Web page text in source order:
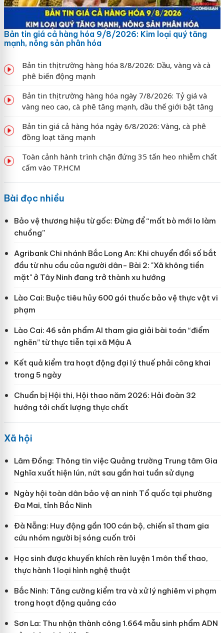
Bản tin giá cả hàng hóa 9/8/2026: Kim loại quý tăng
mạnh, nông sản phân hóa
Bản tin thị trường hàng hóa 8/8/2026: Dầu, vàng và cà
phê biến động mạnh
Bản tin thị trường hàng hóa ngày 7/8/2026: Tỷ giá và
vàng neo cao, cà phê tăng mạnh, dầu thế giới bật tăng
Bản tin giá cả hàng hóa ngày 6/8/2026: Vàng, cà phê
đồng loạt tăng mạnh
Toàn cảnh hành trình chặn đứng 35 tấn heo nhiễm chất
cấm vào TP.HCM
Bài đọc nhiều
Bảo vệ thương hiệu từ gốc: Đừng để “mất bò mới lo làm
chuồng”
Agribank Chi nhánh Bắc Long An: Khi chuyển đổi số bắt
đầu từ nhu cầu của người dân- Bài 2: "Xã không tiền
mặt" ở Tây Ninh đang trở thành xu hướng
Lào Cai: Buộc tiêu hủy 600 gói thuốc bảo vệ thực vật vi
phạm
Lào Cai: 46 sản phẩm AI tham gia giải bài toán “điểm
nghẽn” từ thực tiễn tại xã Mậu A
Kết quả kiểm tra hoạt động đại lý thuế phải công khai
trong 5 ngày
Chuẩn bị Hội thi, Hội thao năm 2026: Hải đoàn 32
hướng tới chất lượng thực chất
Xã hội
Lâm Đồng: Thông tin việc Quảng trường Trung tâm Gia
Nghĩa xuất hiện lún, nứt sau gần hai tuần sử dụng
Ngày hội toàn dân bảo vệ an ninh Tổ quốc tại phường
Đa Mai, tỉnh Bắc Ninh
Đà Nẵng: Huy động gần 100 cán bộ, chiến sĩ tham gia
cứu nhóm người bị sóng cuốn trôi
Học sinh được khuyến khích rèn luyện 1 môn thể thao,
thực hành 1 loại hình nghệ thuật
Bắc Ninh: Tăng cường kiểm tra và xử lý nghiêm vi phạm
trong hoạt động quảng cáo
Sơn La: Thu nhận thành công 1.664 mẫu sinh phẩm ADN